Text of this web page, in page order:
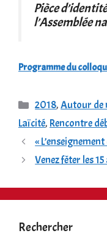
Pièce
l’Assemblée
Programme du
Catégories
2018,Autour de
Laïcité, Rencontre
«
Venez fêter les 15
Rechercher